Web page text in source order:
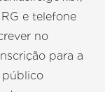
e telefone
no
para a
público